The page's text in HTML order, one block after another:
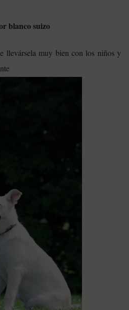
blanco suizo
llevársela muy bien con los niños y